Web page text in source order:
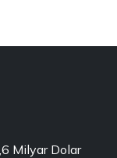
Milyar Dolar